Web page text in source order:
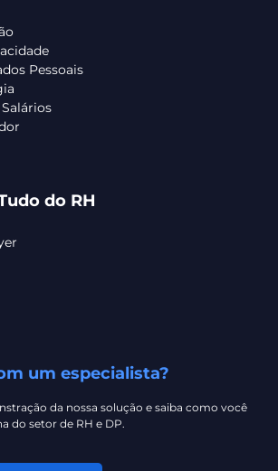
Pessoais
do RH
um especialista?
da nossa solução e saiba como você
do setor de RH e DP.